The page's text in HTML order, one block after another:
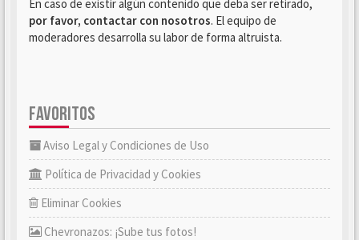
En caso de existir algún contenido que deba ser retirado,
por favor, contactar con nosotros. El equipo de
moderadores desarrolla su labor de forma altruista.
FAVORITOS
Aviso Legal y Condiciones de Uso
Política de Privacidad y Cookies
Eliminar Cookies
Chevronazos: ¡Sube tus fotos!